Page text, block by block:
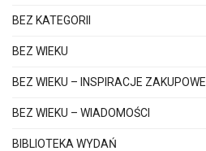
BEZ KATEGORII
BEZ WIEKU
BEZ WIEKU – INSPIRACJE ZAKUPOWE
BEZ WIEKU – WIADOMOŚCI
BIBLIOTEKA WYDAŃ